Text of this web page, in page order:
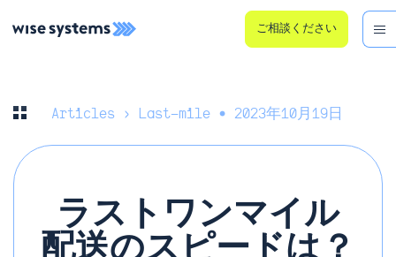
ご相談ください
Articles› Last-mile • 2023年10月19日
ラストワンマイル
配送のスピードは？